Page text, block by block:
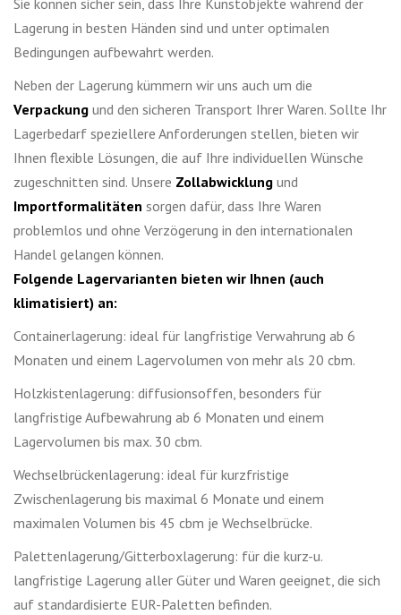
Sie können sicher sein, dass Ihre Kunstobjekte während der
Lagerung in besten Händen sind und unter optimalen
Bedingungen aufbewahrt werden.
Neben der Lagerung kümmern wir uns auch um die
Verpackung und den sicheren Transport Ihrer Waren. Sollte Ihr
Lagerbedarf speziellere Anforderungen stellen, bieten wir
Ihnen flexible Lösungen, die auf Ihre individuellen Wünsche
zugeschnitten sind. Unsere Zollabwicklung und
Importformalitäten sorgen dafür, dass Ihre Waren
problemlos und ohne Verzögerung in den internationalen
Handel gelangen können.
Folgende Lagervarianten bieten wir Ihnen (auch
klimatisiert) an:
Containerlagerung: ideal für langfristige Verwahrung ab 6
Monaten und einem Lagervolumen von mehr als 20 cbm.
Holzkistenlagerung: diffusionsoffen, besonders für
langfristige Aufbewahrung ab 6 Monaten und einem
Lagervolumen bis max. 30 cbm.
Wechselbrückenlagerung: ideal für kurzfristige
Zwischenlagerung bis maximal 6 Monate und einem
maximalen Volumen bis 45 cbm je Wechselbrücke.
Palettenlagerung/Gitterboxlagerung: für die kurz-u.
langfristige Lagerung aller Güter und Waren geeignet, die sich
auf standardisierte EUR-Paletten befinden.